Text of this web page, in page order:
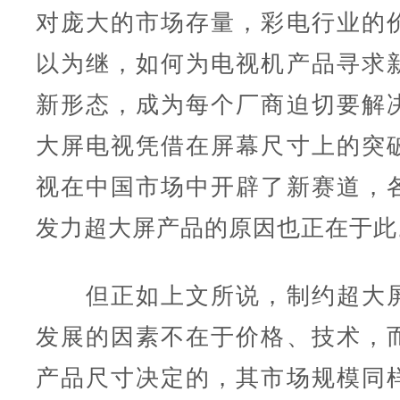
对庞大的市场存量，彩电行业的
以为继，如何为电视机产品寻求
新形态，成为每个厂商迫切要解
大屏电视凭借在屏幕尺寸上的突
视在中国市场中开辟了新赛道，
发力超大屏产品的原因也正在于
但正如上文所说，制约超大
发展的因素不在于价格、技术，
产品尺寸决定的，其市场规模同